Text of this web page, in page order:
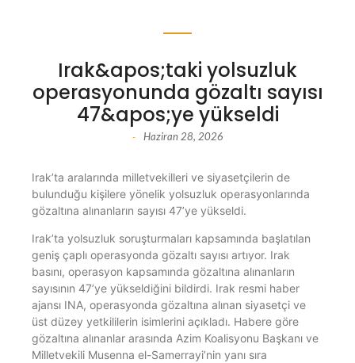
Irak&apos;taki yolsuzluk
operasyonunda gözaltı sayısı
47&apos;ye yükseldi
- Haziran 28, 2026
Irak’ta aralarında milletvekilleri ve siyasetçilerin de
bulunduğu kişilere yönelik yolsuzluk operasyonlarında
gözaltına alınanların sayısı 47’ye yükseldi.
Irak’ta yolsuzluk soruşturmaları kapsamında başlatılan
geniş çaplı operasyonda gözaltı sayısı artıyor. Irak
basını, operasyon kapsamında gözaltına alınanların
sayısının 47’ye yükseldiğini bildirdi. Irak resmi haber
ajansı INA, operasyonda gözaltına alınan siyasetçi ve
üst düzey yetkililerin isimlerini açıkladı. Habere göre
gözaltına alınanlar arasında Azim Koalisyonu Başkanı ve
Milletvekili Musenna el-Samerrayi’nin yanı sıra